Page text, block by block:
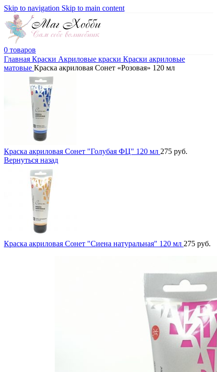
Skip to navigation Skip to main content
0 товаров
Главная Краски Акриловые краски Краски акриловые
матовые Краска акриловая Сонет «Розовая» 120 мл
Краска акриловая Сонет "Голубая ФЦ" 120 мл 275 руб.
Вернуться назад
Краска акриловая Сонет "Сиена натуральная" 120 мл 275 руб.